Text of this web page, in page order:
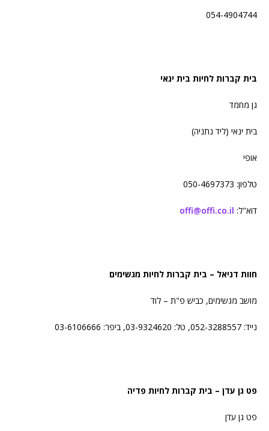
054-4904744
בית קברות לחיות בית ינאי
גן מחמד
בית ינאי (ליד נתניה)
אופי
טלפון: 050-4697373
דוא"ל: offi@offi.co.il
חוות דניאל – בית קברות לחיות מגשימים
מושב מגשימים, כביש פ"ת – לוד
נייד: 052-3288557, טל: 03-9324620, ביפר: 03-6106666
פט גן עדן – בית קברות לחיות פדיה
פט גן עדן